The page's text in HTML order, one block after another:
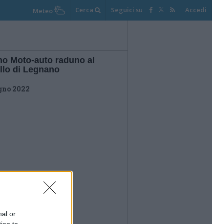
or
Meteo Cerca Seguici su Accedi
Moto-auto raduno al
di Legnano
2022